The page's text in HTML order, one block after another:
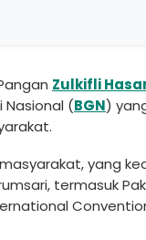
Zulkifli
Nasional (BGN)
yang
termasuk